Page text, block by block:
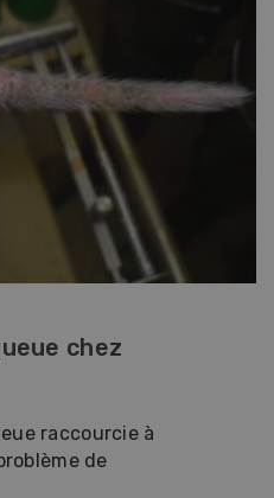
chez
raccourcie à
de